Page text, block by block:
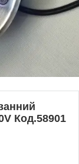
Код.58901